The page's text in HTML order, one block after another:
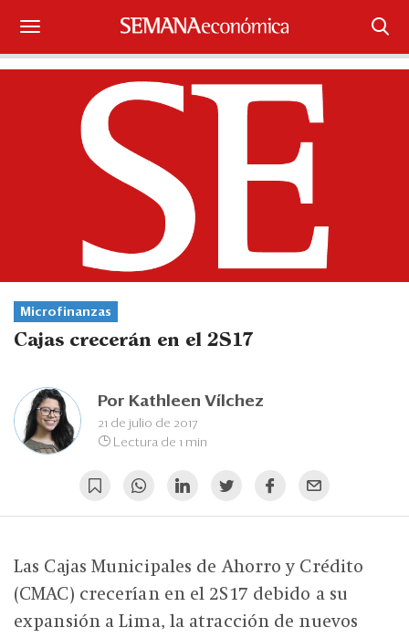
Suscríbase
Iniciar sesión
Portada
¿Qué está pasando?
Sectores y Empresas
Management
Economía y Finanzas
Eventos
Blogs
Ranking CEO
Microfinanzas
Cajas crecerán en el 2S17
Por Kathleen Vílchez
21 de julio de 2017
Lectura de 1 min
Las Cajas Municipales de Ahorro y Crédito
(CMAC) crecerían en el 2S17 debido a su
expansión a Lima, la atracción de nuevos